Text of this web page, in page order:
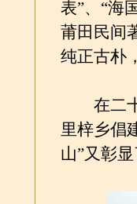
表”、“海
莆田民间
纯正古朴
在二十
里梓乡倡
山”又彰